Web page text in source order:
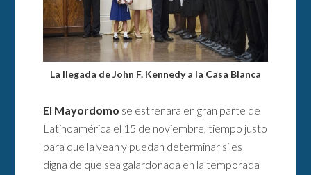
La llegada de John F. Kennedy a la Casa Blanca
El Mayordomo se estrenara en gran parte de
Latinoamérica el 15 de noviembre, tiempo justo
para que la vean y puedan determinar si es
digna de que sea galardonada en la temporada